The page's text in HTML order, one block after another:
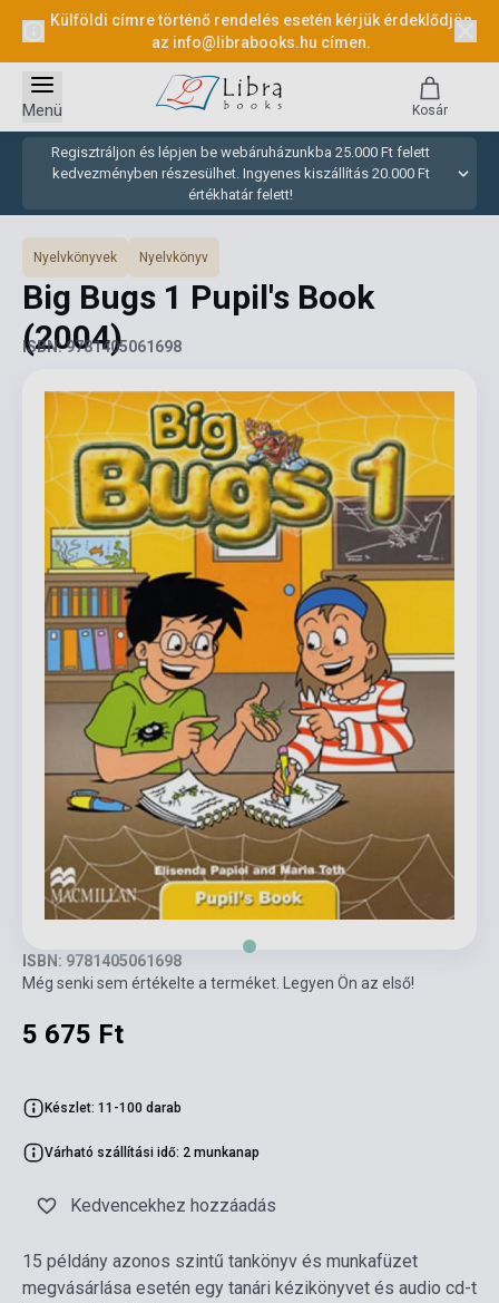
Külföldi címre történő rendelés esetén kérjük érdeklődjön
az info@librabooks.hu címen.
Regisztráljon és lépjen be webáruházunkba 25.000 Ft felett
kedvezményben részesülhet. Ingyenes kiszállítás 20.000 Ft
értékhatár felett!
Menü Kosár
Nyelvkönyvek Nyelvkönyv
Big Bugs 1 Pupil's Book
(2004)
ISBN: 9781405061698
ISBN: 9781405061698
Még senki sem értékelte a terméket. Legyen Ön az első!
5 675 Ft
Készlet: 11-100 darab
Várható szállítási idő: 2 munkanap
Kedvencekhez hozzáadás
15 példány azonos szintű tankönyv és munkafüzet
megvásárlása esetén egy tanári kézikönyvet és audio cd-t